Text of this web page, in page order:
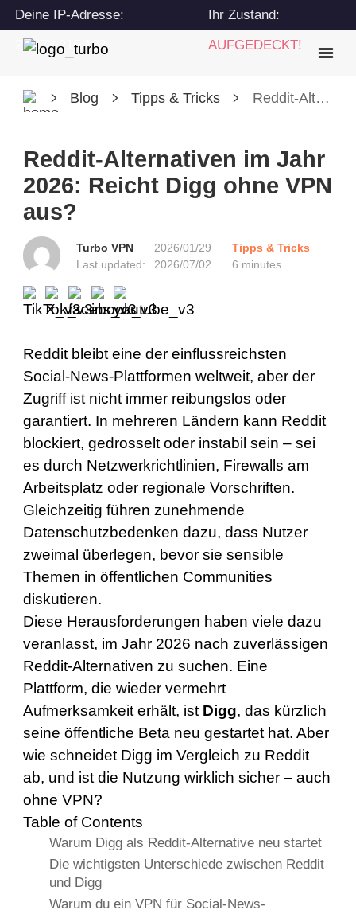
Deine IP-Adresse:
216.73.216.193
Ihr Zustand:
AUFGEDECKT!
Blog Tipps & Tricks Reddit-Alternativen im Jahr 2026: Reicht Digg ohne VPN aus?
Reddit-Alternativen im Jahr
2026: Reicht Digg ohne VPN
aus?
Turbo VPN 2026/01/29
Tipps & Tricks
Last updated:
2026/07/02 6 minutes
Reddit bleibt eine der einflussreichsten
Social-News-Plattformen weltweit, aber der
Zugriff ist nicht immer reibungslos oder
garantiert. In mehreren Ländern kann Reddit
blockiert, gedrosselt oder instabil sein – sei
es durch Netzwerkrichtlinien, Firewalls am
Arbeitsplatz oder regionale Vorschriften.
Gleichzeitig führen zunehmende
Datenschutzbedenken dazu, dass Nutzer
zweimal überlegen, bevor sie sensible
Themen in öffentlichen Communities
diskutieren.
Diese Herausforderungen haben viele dazu
veranlasst, im Jahr 2026 nach zuverlässigen
Reddit-Alternativen zu suchen. Eine
Plattform, die wieder vermehrt
Aufmerksamkeit erhält, ist Digg, das kürzlich
seine öffentliche Beta neu gestartet hat. Aber
wie schneidet Digg im Vergleich zu Reddit
ab, und ist die Nutzung wirklich sicher – auch
ohne VPN?
Table of Contents
Warum Digg als Reddit-Alternative neu startet
Die wichtigsten Unterschiede zwischen Reddit
und Digg
Warum du ein VPN für Social-News-